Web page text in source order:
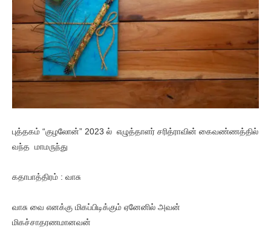
புத்தகம் “குழலோன்” 2023 ல் எழுத்தாளர் சரித்ராவின் கைவண்ணத்தில்
வந்த மாமருந்து
கதாபாத்திரம் : வாசு
வாசு வை எனக்கு மிகப்பிடிக்கும் ஏனேனில் அவன்
மிகச்சாதரணமானவன்